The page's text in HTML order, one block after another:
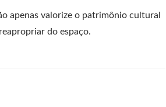
apenas valorize o patrimônio cultural
do espaço.